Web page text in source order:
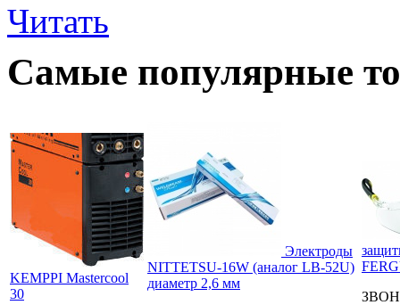
Читать
Самые популярные
KEMPPI Mastercool
30
Электроды
NITTETSU-16W (аналог LB-52U)
диаметр 2,6 мм